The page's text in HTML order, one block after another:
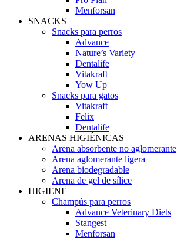
Menforsan
SNACKS
Snacks para perros
Advance
Nature’s Variety
Dentalife
Vitakraft
Yow Up
Snacks para gatos
Vitakraft
Felix
Dentalife
ARENAS HIGIÉNICAS
Arena absorbente no aglomerante
Arena aglomerante ligera
Arena biodegradable
Arena de gel de sílice
HIGIENE
Champús para perros
Advance Veterinary Diets
Stangest
Menforsan